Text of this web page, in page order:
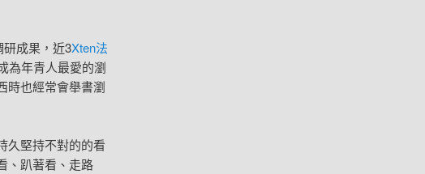
成果，近3Xten法
為年青人最愛的瀏
時也經常會舉書瀏
久堅持不對的的看
、趴著看、走路